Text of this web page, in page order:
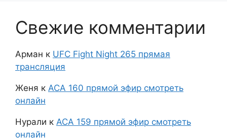
Свежие комментарии
Арман к UFC Fight Night 265 прямая
трансляция
Женя к АСА 160 прямой эфир смотреть
онлайн
Нурали к АСА 159 прямой эфир смотреть
онлайн